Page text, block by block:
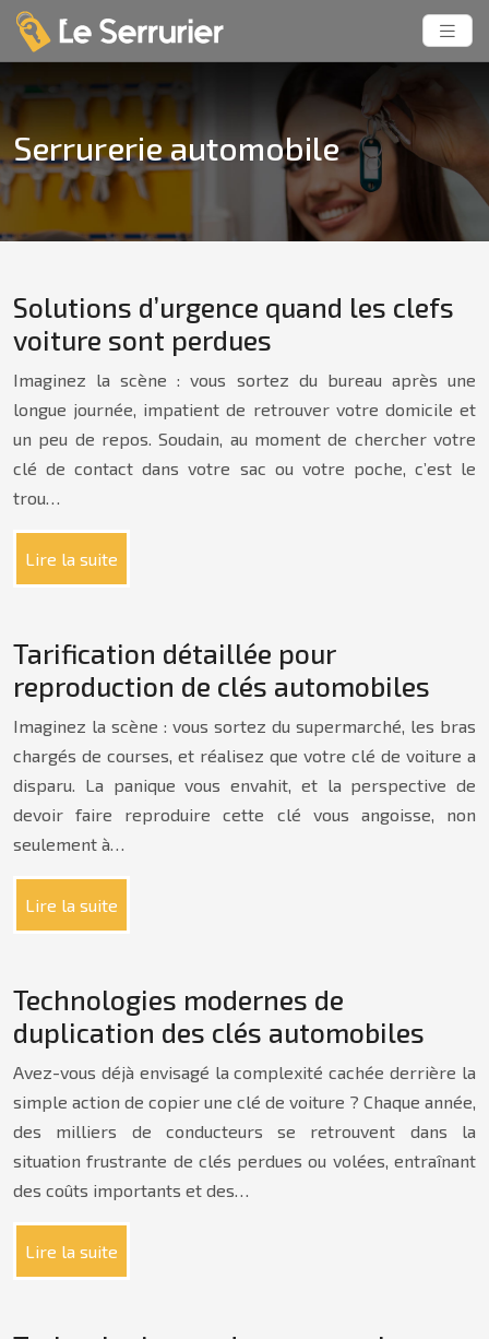
Serrurerie automobile
Solutions d’urgence quand les clefs
voiture sont perdues
Imaginez la scène : vous sortez du bureau après une
longue journée, impatient de retrouver votre domicile et
un peu de repos. Soudain, au moment de chercher votre
clé de contact dans votre sac ou votre poche, c’est le
trou…
Lire la suite
Tarification détaillée pour
reproduction de clés automobiles
Imaginez la scène : vous sortez du supermarché, les bras
chargés de courses, et réalisez que votre clé de voiture a
disparu. La panique vous envahit, et la perspective de
devoir faire reproduire cette clé vous angoisse, non
seulement à…
Lire la suite
Technologies modernes de
duplication des clés automobiles
Avez-vous déjà envisagé la complexité cachée derrière la
simple action de copier une clé de voiture ? Chaque année,
des milliers de conducteurs se retrouvent dans la
situation frustrante de clés perdues ou volées, entraînant
des coûts importants et des…
Lire la suite